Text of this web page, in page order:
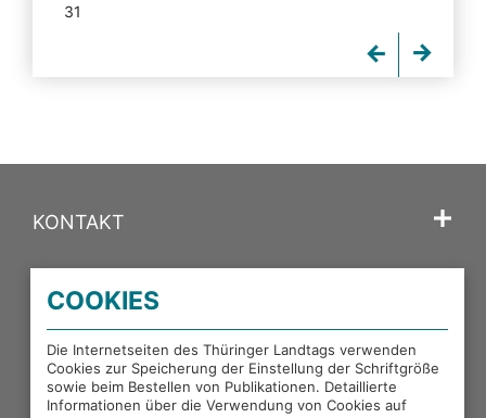
31
KONTAKT
PORTALE DES THÜRINGER LANDTAGS
EXTERNE LINKS
COOKIES
Die Internetseiten des Thüringer Landtags verwenden
Cookies zur Speicherung der Einstellung der Schriftgröße
sowie beim Bestellen von Publikationen. Detaillierte
Informationen über die Verwendung von Cookies auf